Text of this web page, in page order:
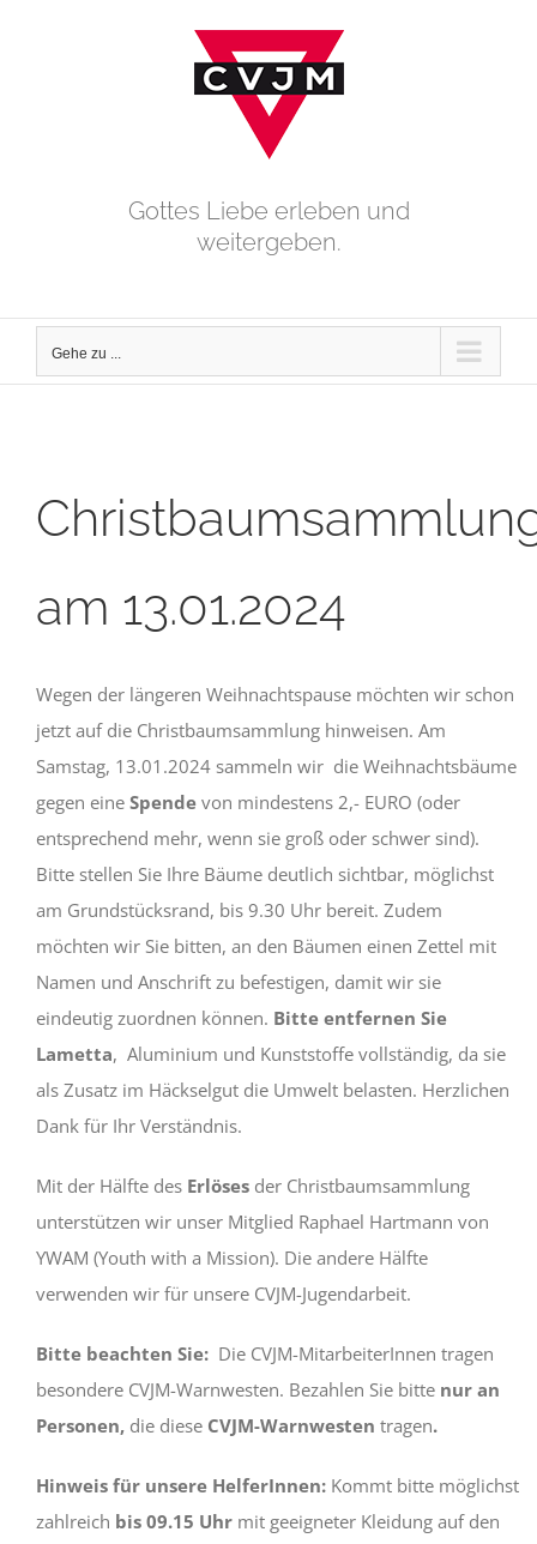
Gottes Liebe erleben und
weitergeben.
Gehe zu ...
am 13.01.2024
Wegen der längeren Weihnachtspause möchten wir schon
jetzt auf die Christbaumsammlung hinweisen. Am
Samstag, 13.01.2024 sammeln wir die Weihnachtsbäume
gegen eine Spendevon mindestens 2,- EURO (oder
entsprechend mehr, wenn sie groß oder schwer sind).
Bitte stellen Sie Ihre Bäume deutlich sichtbar, möglichst
am Grundstücksrand, bis 9.30 Uhr bereit. Zudem
möchten wir Sie bitten, an den Bäumen einen Zettel mit
Namen und Anschrift zu befestigen, damit wir sie
eindeutig zuordnen können. Bitte entfernen Sie
Lametta, Aluminium und Kunststoffe vollständig, da sie
als Zusatz im Häckselgut die Umwelt belasten. Herzlichen
Dank für Ihr Verständnis.
Mit der Hälfte des Erlösesder Christbaumsammlung
unterstützen wir unser Mitglied Raphael Hartmann von
YWAM (Youth with a Mission). Die andere Hälfte
verwenden wir für unsere CVJM-Jugendarbeit.
Bitte beachten Sie: Die CVJM-MitarbeiterInnen tragen
besondere CVJM-Warnwesten. Bezahlen Sie bittenur an
Personen, die diese CVJM-Warnwesten tragen.
Hinweis für unsere HelferInnen:Kommt bitte möglichst
zahlreich bis 09.15 Uhrmit geeigneter Kleidung auf den